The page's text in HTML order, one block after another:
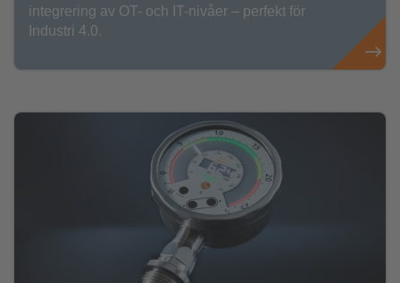
integrering av OT- och IT-nivåer – perfekt för
Industri 4.0.